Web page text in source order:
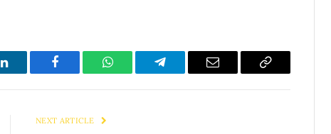
LinkedIn Facebook WhatsAppTelegram Email
Copy
NEXT ARTICLE